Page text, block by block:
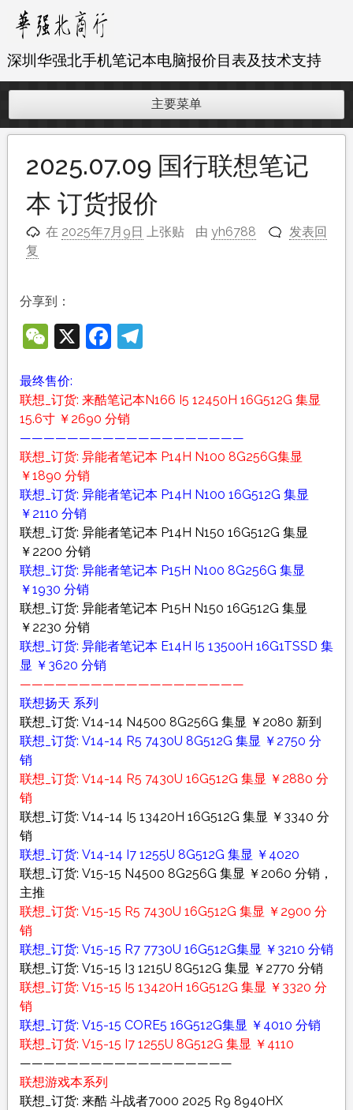
内深圳华强北手机笔记本电脑报价目表及技术支持
主要菜单
2025.07.09 国行联想笔记
本 订货报价
在 2025年7月9日 上张贴 由yh6788
发表回
复
分享到：
WeChat
X Facebook
Telegram
最终售价:
联想_订货: 来酷笔记本N166 I5 12450H 16G512G 集显
15.6寸 ￥2690 分销
———————————————————
联想_订货: 异能者笔记本 P14H N100 8G256G集显
￥1890 分销
联想_订货: 异能者笔记本 P14H N100 16G512G 集显
￥2110 分销
联想_订货: 异能者笔记本 P14H N150 16G512G 集显
￥2200 分销
联想_订货: 异能者笔记本 P15H N100 8G256G 集显
￥1930 分销
联想_订货: 异能者笔记本 P15H N150 16G512G 集显
￥2230 分销
联想_订货: 异能者笔记本 E14H I5 13500H 16G1TSSD 集
显 ￥3620 分销
———————————————————
联想扬天 系列
联想_订货: V14-14 N4500 8G256G 集显 ￥2080 新到
联想_订货: V14-14 R5 7430U 8G512G 集显 ￥2750 分
销
联想_订货: V14-14 R5 7430U 16G512G 集显 ￥2880 分
销
联想_订货: V14-14 I5 13420H 16G512G 集显 ￥3340 分
销
联想_订货: V14-14 I7 1255U 8G512G 集显 ￥4020
联想_订货: V15-15 N4500 8G256G 集显 ￥2060 分销，
主推
联想_订货: V15-15 R5 7430U 16G512G 集显 ￥2900 分
销
联想_订货: V15-15 R7 7730U 16G512G集显 ￥3210 分销
联想_订货: V15-15 I3 1215U 8G512G 集显 ￥2770 分销
联想_订货: V15-15 I5 13420H 16G512G 集显 ￥3320 分
销
联想_订货: V15-15 CORE5 16G512G集显 ￥4010 分销
联想_订货: V15-15 I7 1255U 8G512G 集显 ￥4110
——————————————————
联想游戏本系列
联想_订货: 来酷 斗战者7000 2025 R9 8940HX